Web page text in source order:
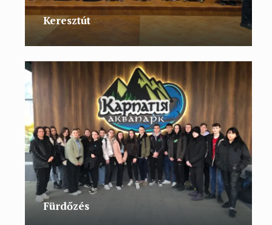
Keresztút
Fürdőzés